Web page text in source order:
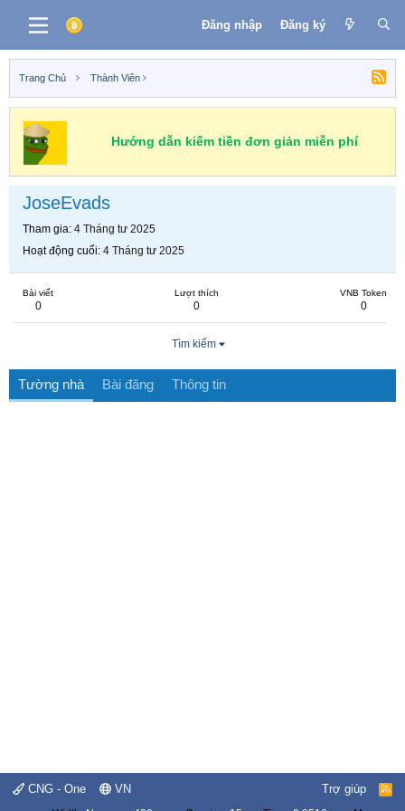
Đăng nhập Đăng ký
Trang Chủ Thành Viên
Hướng dẫn kiếm tiền đơn giản miễn phí
JoseEvads
Tham gia 4 Tháng tư 2025
Hoạt động cuối 4 Tháng tư 2025
Bài viết
0
Lượt thích
0
VNB Token
0
Tìm kiếm
Tường nhà Bài đăng Thông tin
CNG - One VN Trợ giúp
R